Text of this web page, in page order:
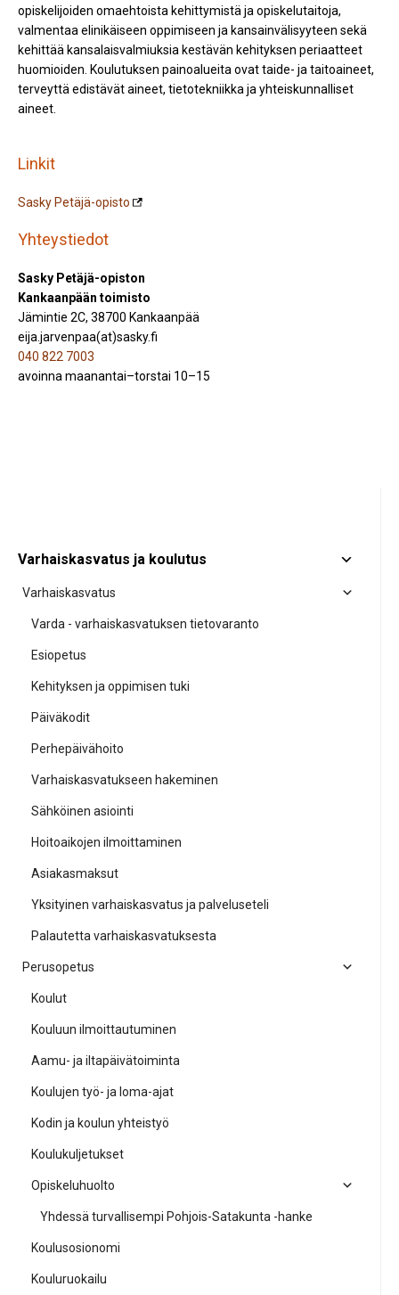
opiskelijoiden omaehtoista kehittymistä ja opiskelutaitoja,
valmentaa elinikäiseen oppimiseen ja kansainvälisyyteen sekä
kehittää kansalaisvalmiuksia kestävän kehityksen periaatteet
huomioiden. Koulutuksen painoalueita ovat taide- ja taitoaineet,
terveyttä edistävät aineet, tietotekniikka ja yhteiskunnalliset
aineet.
Linkit
Sasky Petäjä-opisto
Yhteystiedot
Sasky Petäjä-opiston
Kankaanpään toimisto
Jämintie 2C, 38700 Kankaanpää
eija.jarvenpaa(at)sasky.fi
040 822 7003
avoinna maanantai–torstai 10–15
Varhaiskasvatus ja koulutus
Varhaiskasvatus
Varda - varhaiskasvatuksen tietovaranto
Esiopetus
Kehityksen ja oppimisen tuki
Päiväkodit
Perhepäivähoito
Varhaiskasvatukseen hakeminen
Sähköinen asiointi
Hoitoaikojen ilmoittaminen
Asiakasmaksut
Yksityinen varhaiskasvatus ja palveluseteli
Palautetta varhaiskasvatuksesta
Perusopetus
Koulut
Kouluun ilmoittautuminen
Aamu- ja iltapäivätoiminta
Koulujen työ- ja loma-ajat
Kodin ja koulun yhteistyö
Koulukuljetukset
Opiskeluhuolto
Yhdessä turvallisempi Pohjois-Satakunta -hanke
Koulusosionomi
Kouluruokailu